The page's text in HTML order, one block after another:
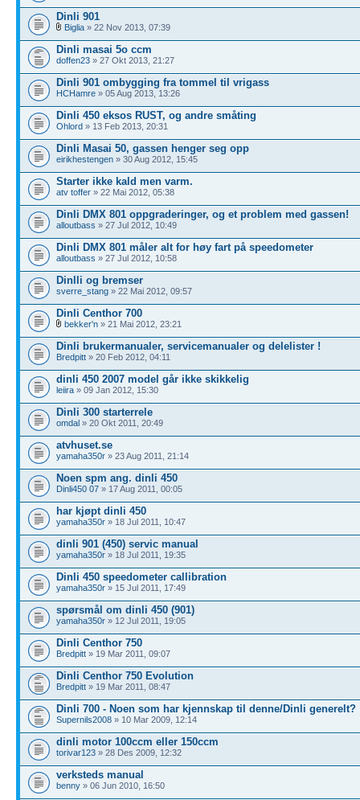
Dinli 901
Biglia » 22 Nov 2013, 07:39
Dinli masai 5o ccm
doffen23 » 27 Okt 2013, 21:27
Dinli 901 ombygging fra tommel til vrigass
HCHamre » 05 Aug 2013, 13:26
Dinli 450 eksos RUST, og andre småting
Ohlord » 13 Feb 2013, 20:31
Dinli Masai 50, gassen henger seg opp
eirikhestengen » 30 Aug 2012, 15:45
Starter ikke kald men varm.
atv toffer » 22 Mai 2012, 05:38
Dinli DMX 801 oppgraderinger, og et problem med gassen!
alloutbass » 27 Jul 2012, 10:49
Dinli DMX 801 måler alt for høy fart på speedometer
alloutbass » 27 Jul 2012, 10:58
Dinlli og bremser
sverre_stang » 22 Mai 2012, 09:57
Dinli Centhor 700
bekker'n » 21 Mai 2012, 23:21
Dinli brukermanualer, servicemanualer og delelister !
Bredpitt » 20 Feb 2012, 04:11
dinli 450 2007 model går ikke skikkelig
leiira » 09 Jan 2012, 15:30
Dinli 300 starterrele
omdal » 20 Okt 2011, 20:49
atvhuset.se
yamaha350r » 23 Aug 2011, 21:14
Noen spm ang. dinli 450
Dinli450 07 » 17 Aug 2011, 00:05
har kjøpt dinli 450
yamaha350r » 18 Jul 2011, 10:47
dinli 901 (450) servic manual
yamaha350r » 18 Jul 2011, 19:35
Dinli 450 speedometer callibration
yamaha350r » 15 Jul 2011, 17:49
spørsmål om dinli 450 (901)
yamaha350r » 12 Jul 2011, 19:05
Dinli Centhor 750
Bredpitt » 19 Mar 2011, 09:07
Dinli Centhor 750 Evolution
Bredpitt » 19 Mar 2011, 08:47
Dinli 700 - Noen som har kjennskap til denne/Dinli generelt?
Supernils2008 » 10 Mar 2009, 12:14
dinli motor 100ccm eller 150ccm
torivar123 » 28 Des 2009, 12:32
verksteds manual
benny » 06 Jun 2010, 16:50